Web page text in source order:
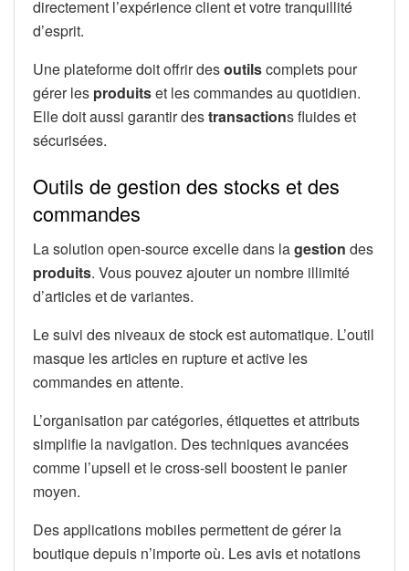
directement l’expérience client et votre tranquillité
d’esprit.
Une plateforme doit offrir desoutilscomplets pour
gérer les produitset les commandes au quotidien.
Elle doit aussi garantir destransactions fluides et
sécurisées.
Outils de gestion des stocks et des
commandes
La solution open-source excelle dans lagestion des
produits. Vous pouvez ajouter un nombre illimité
d’articles et de variantes.
Le suivi des niveaux de stock est automatique. L’outil
masque les articles en rupture et active les
commandes en attente.
L’organisation par catégories, étiquettes et attributs
simplifie la navigation. Des techniques avancées
comme l’upsell et le cross-sell boostent le panier
moyen.
Des applications mobiles permettent de gérer la
boutique depuis n’importe où. Les avis et notations